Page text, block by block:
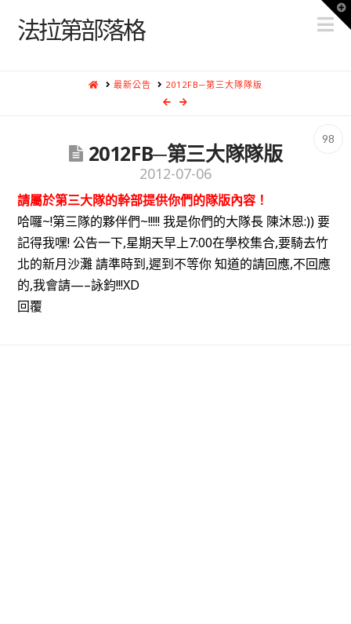
法拉第部落格
HOME最新公告 2012FB─第三大隊隊版
98
2012FB─第三大隊隊版
2012-07-06
請屬於第三大隊的幹部提供你們的隊版內容！
哈囉~!第三隊的夥伴們~!!!!! 我是你們的大隊長 陳沐恩:)) 要
記得我嘿! 公告一下,星期天早上7:00在學校集合,要騎去竹
北的新月沙灘 請準時到,遲到不等你 知道的請回應,不回應
的,我會請—–詠鈞!!!XD
回覆